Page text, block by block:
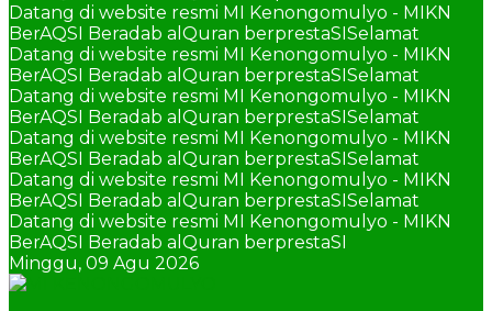
Datang di website resmi MI Kenongomulyo - MIKN
BerAQSI Beradab alQuran berprestaSISelamat
Datang di website resmi MI Kenongomulyo - MIKN
BerAQSI Beradab alQuran berprestaSISelamat
Datang di website resmi MI Kenongomulyo - MIKN
BerAQSI Beradab alQuran berprestaSISelamat
Datang di website resmi MI Kenongomulyo - MIKN
BerAQSI Beradab alQuran berprestaSISelamat
Datang di website resmi MI Kenongomulyo - MIKN
BerAQSI Beradab alQuran berprestaSISelamat
Datang di website resmi MI Kenongomulyo - MIKN
BerAQSI Beradab alQuran berprestaSI
Minggu, 09 Agu 2026